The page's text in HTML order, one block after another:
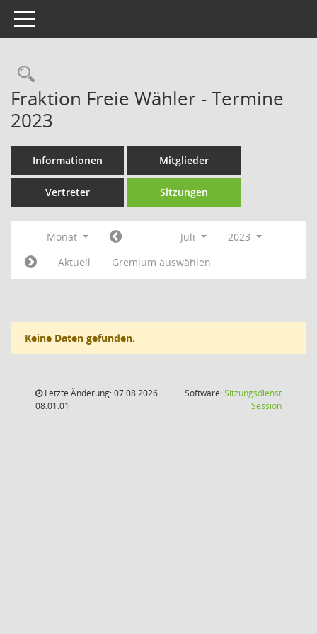
Toggle navigation
Rechercheauswahl
Fraktion Freie Wähler - Termine
2023
Informationen Mitglieder
Vertreter Sitzungen
Monat Juli
2023
Aktuell
Gremium auswählen
Keine Daten gefunden.
Letzte Änderung: 07.08.2026
08:01:01
Software:Sitzungsdienst
Session(Wird in